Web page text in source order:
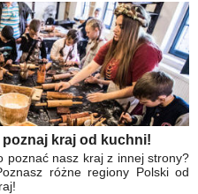
poznaj kraj od kuchni!
poznać nasz kraj z innej strony?
różne regiony Polski od